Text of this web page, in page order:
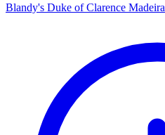
Blandy's Duke of Clarence Madeira